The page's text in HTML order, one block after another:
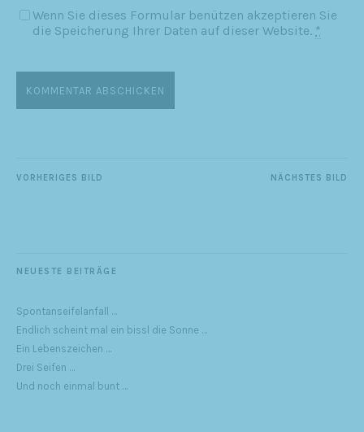
Wenn Sie dieses Formular benützen akzeptieren Sie
die Speicherung Ihrer Daten auf dieser Website. *
NÄCHSTES BILD
VORHERIGES BILD
NEUESTE BEITRÄGE
Spontanseifelanfall …
Endlich scheint mal ein bissl die Sonne …
Ein Lebenszeichen …
Drei Seifen …
Und noch einmal bunt …